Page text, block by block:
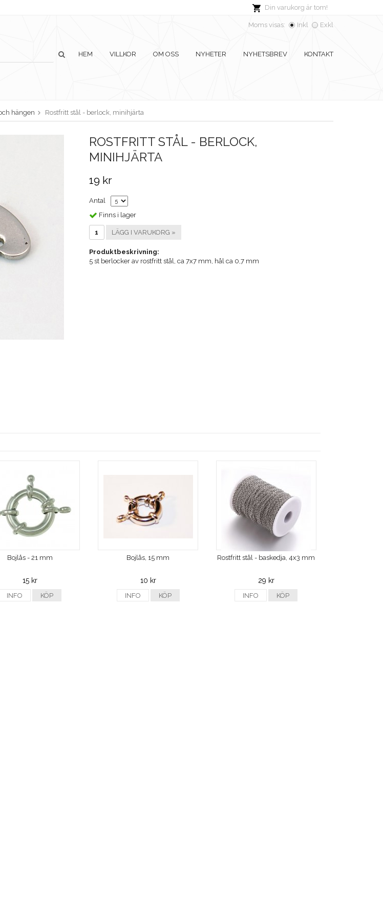
Din varukorg är tom!
Moms visas: Inkl Exkl
HEM VILLKOR OM OSS NYHETER NYHETSBREV KONTAKT
hängen Rostfritt stål - berlock, minihjärta
ROSTFRITT STÅL - BERLOCK,
MINIHJÄRTA
19 kr
Antal
Finns i lager
LÄGG I VARUKORG »
Produktbeskrivning:
5 st berlocker av rostfritt stål, ca 7x7 mm, hål ca 0,7 mm
Bojlås - 21 mm
15 kr
INFO KÖP
Bojlås, 15 mm
10 kr
INFO KÖP
Rostfritt stål - baskedja, 4x3 mm
29 kr
INFO KÖP